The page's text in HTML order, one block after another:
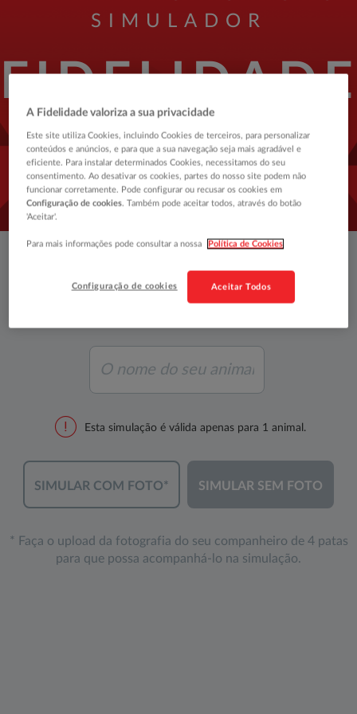
SIMULADOR
PETS
Saiba qual o seguro mais adequado para o
seu cão ou gato.
Qual é o nome do seu
animal de companhia?
Esta simulação é válida apenas para 1 animal.
* Faça o upload da fotografia do seu companheiro de 4 patas
para que possa acompanhá-lo na simulação.
A Fidelidade valoriza a sua privacidade
Este site utiliza Cookies, incluindo Cookies de terceiros, para personalizar
conteúdos e anúncios, e para que a sua navegação seja mais agradável e
eficiente. Para instalar determinados Cookies, necessitamos do seu
consentimento. Ao desativar os cookies, partes do nosso site podem não
funcionar corretamente. Pode configurar ou recusar os cookies em
Configuração de cookies. Também pode aceitar todos, através do botão
'Aceitar'.
Para mais informações pode consultar a nossa Política de Cookies
Aceitar Todos
Configuração de cookies